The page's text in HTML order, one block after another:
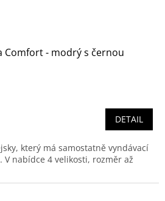
Comfort - modrý s černou
DETAIL
který má samostatně vyndávací
nabídce 4 velikosti, rozměr až